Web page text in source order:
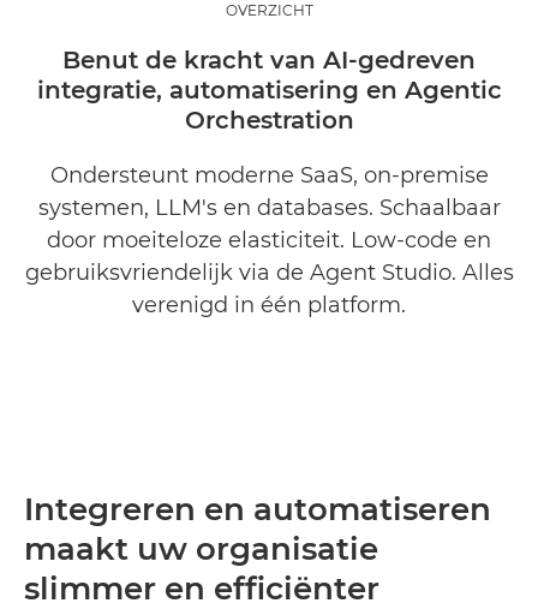
GERELATEERDE OPLOSSINGEN
OVERZICHT
Benut de kracht van AI-gedreven
integratie, automatisering en Agentic
Orchestration
Ondersteunt moderne SaaS, on-premise
systemen, LLM's en databases. Schaalbaar
door moeiteloze elasticiteit. Low-code en
gebruiksvriendelijk via de Agent Studio. Alles
verenigd in één platform.
Integreren en automatiseren
maakt uw organisatie
slimmer en efficiënter